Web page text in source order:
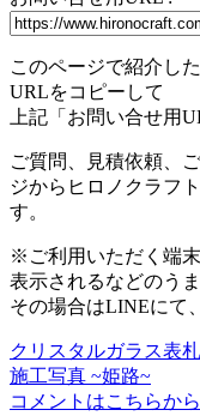
共
このページで紹介し
URLをコピーして
上記「お問い合せ用
ご質問、見積依頼、
ジからヒロノクラフ
す。
※ご利用いただく端
表示されるなどのう
その場合はLINEにて
投
稿
クリスタルガラス表札
施工写真 ~姫路~
コメントはこちらか